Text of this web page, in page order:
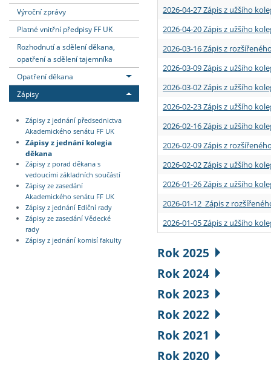
Absolventi fakulty
Vyjíždějící zaměstnanci
Výroční zprávy
Platné vnitřní předpisy FF UK
Rozhodnutí a sdělení děkana,
opatření a sdělení tajemníka
Opatření děkana
Zápisy
Zápisy z jednání předsednictva
Akademického senátu FF UK
Zápisy z jednání kolegia
děkana
Zápisy z porad děkana s
vedoucími základních součástí
Zápisy ze zasedání
Akademického senátu FF UK
Zápisy z jednání Ediční rady
Zápisy ze zasedání Vědecké
rady
Zápisy z jednání komisí fakulty
2026-04-27 Zápis z užšího
2026-04-20 Zápis z užšího
2026-03-16 Zápis z
2026-03-09 Zápis z užšího
2026-03-02 Zápis z užšího
2026-02-23 Zápis z užšího
2026-02-16 Zápis z užšího
2026-02-09 Zápis z
2026-02-02 Zápis z užšího
2026-01-26 Zápis z užšího
2026-01-12 Zápis z
2026-01-05 Zápis z užšího
Rok 2025
Rok 2024
Rok 2023
Rok 2022
Rok 2021
Rok 2020